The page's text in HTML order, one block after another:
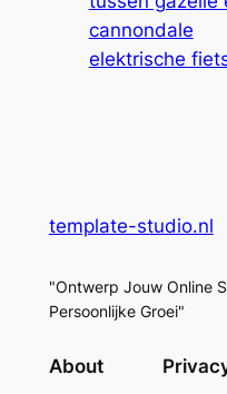
cannondale
elektrische
template-studio.nl
"Ontwerp Jouw Online
Persoonlijke Groei"
About